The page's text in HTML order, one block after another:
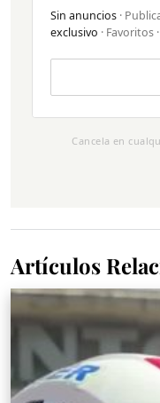
Sin anuncios ·
exclusivo · Favoritos
Cancela en
Artículos